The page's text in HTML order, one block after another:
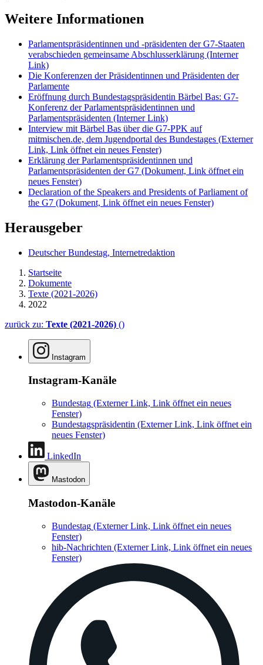
Weitere Informationen
Parlamentspräsidentinnen und -präsidenten der G7-Staaten
verabschieden gemeinsame Abschlusserklärung (Interner
Link)
Die Konferenzen der Präsidentinnen und Präsidenten der
Parlamente
Eröffnung durch Bundestagspräsidentin Bärbel Bas: G7-
Konferenz der Parlamentspräsidentinnen und
Parlamentspräsidenten (Interner Link)
Interview mit Bärbel Bas über die G7-PPK auf
mitmischen.de, dem Jugendportal des Bundestages (Externer
Link, Link öffnet ein neues Fenster)
Erklärung der Parlamentspräsidentinnen und
Parlamentspräsidenten der G7 (Dokument, Link öffnet ein
neues Fenster)
Declaration of the Speakers and Presidents of Parliament of
the G7 (Dokument, Link öffnet ein neues Fenster)
Herausgeber
Deutscher Bundestag, Internetredaktion
Startseite
Dokumente
Texte (2021-2026)
2022
zurück zu: Texte (2021-2026) ()
Instagram
Instagram-Kanäle
Bundestag (Externer Link, Link öffnet ein neues
Fenster)
Bundestagspräsidentin (Externer Link, Link öffnet ein
neues Fenster)
LinkedIn
Mastodon
Mastodon-Kanäle
Bundestag (Externer Link, Link öffnet ein neues
Fenster)
hib-Nachrichten (Externer Link, Link öffnet ein neues
Fenster)